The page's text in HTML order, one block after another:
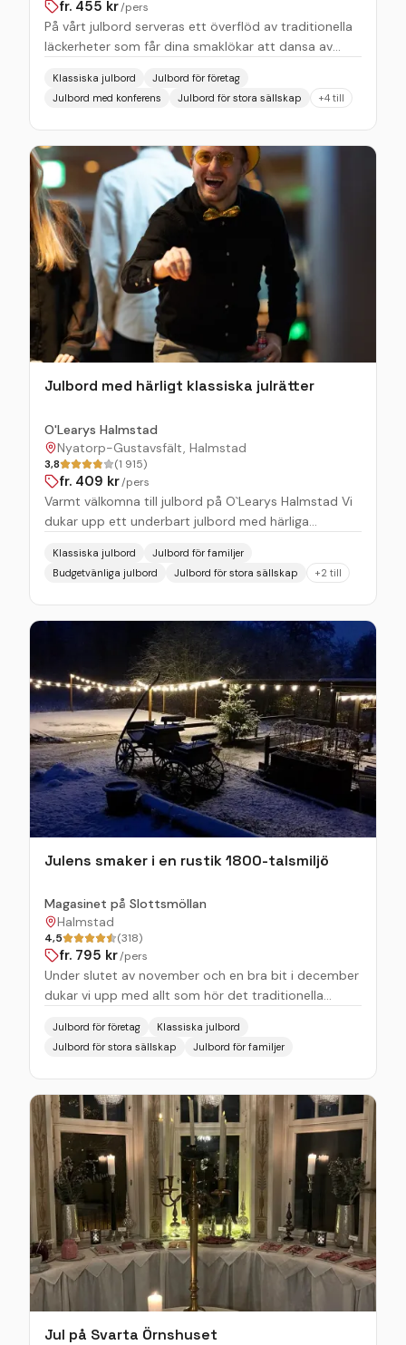
fr. 455 kr/pers
På vårt julbord serveras ett överflöd av traditionella
läckerheter som får dina smaklökar att dansa av
saftiga köttbullar och len julskinka. Vi har allt du kan
drömma om och lite till. Våra kockar lägger ner
mycket omsorg och kärlek i varje rätt, och smakerna
är perfekt balanserade för att skapa en harmonisk
symfoni av julkänslor. För de mindre sällskapen går
det bra att boka direkt på webben via nedan knapp.
Är ni ett stort sällskap eller företag, vänligen skicka
er förfrågan via nedan formulär. Välkommen till en
oförglömlig jul hos oss på Elite Hotell Mårtenson!
Klassiska julbord
Julbord för företag
Julbord med konferens
Julbord för stora sällskap +4 till
Julbord med härligt klassiska julrätter
O'Learys Halmstad
Nyatorp-Gustavsfält, Halmstad
3,8 (1 915)
fr. 409 kr/pers
Varmt välkomna till julbord på O`Learys Halmstad Vi
dukar upp ett underbart julbord med härliga
O`Learysfavoriter! Jul på O`Learys är mer än ett
hederligt julbord! Hos hos kombinerar du mat &
grymma aktiviteter så som bowling, shuffleboard &
karaoke! När det är dags att slå sig ner vid bordet
väntar en kulinarisk upplevelse utan dess like. Vårt
julbord är fyllt till bredden med klassiska svenska
julrätter – från den traditionella sillen och Janssons
frestelse till saftig julskinka och krispiga köttbullar. Vi
har även lagt till spännande inslag med amerikanska
smaker för den som vill ha något utöver det vanliga.
För den som vill, finns också chansen att spela lite
shuffleboard, bowling, eller ta en drink i baren –
O'Learys är ju trots allt mer än bara mat, det är en
plats där både vänner och nya bekanta samlas för
att ha kul tillsammans. Så oavsett om du vill fira med
kollegor, samla släkten eller bjuda in vännerna till en
Klassiska julbord
Julbord för familjer
Budgetvänliga julbord
Julbord för stora sällskap +2 till
Julens smaker i en rustik 1800-talsmiljö
Magasinet på Slottsmöllan
Halmstad
4,5 (318)
fr. 795 kr/pers
Under slutet av november och en bra bit i december
dukar vi upp med allt som hör det traditionella
Sann julstämning när den är som bäst – som på
landet fast i stan. Boka ert egna datum redan nu.
Önskar ni underhållning i form av liveband eller
trubadur på er julfest så ordnar vi självklart detta.
Julbord för företag
Klassiska julbord
Julbord för stora sällskap
Julbord för familjer
Jul på Svarta Örnshuset